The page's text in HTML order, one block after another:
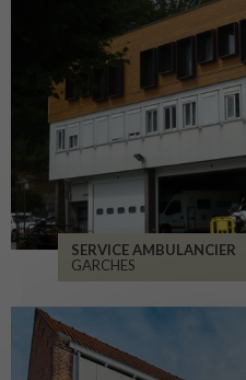
SERVICE AMBULANCIER
GARCHES